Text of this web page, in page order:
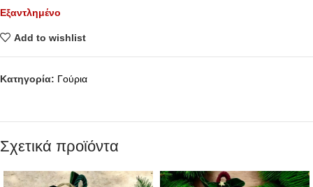
Εξαντλημένο
Add to wishlist
Κατηγορία: Γούρια
Σχετικά προϊόντα